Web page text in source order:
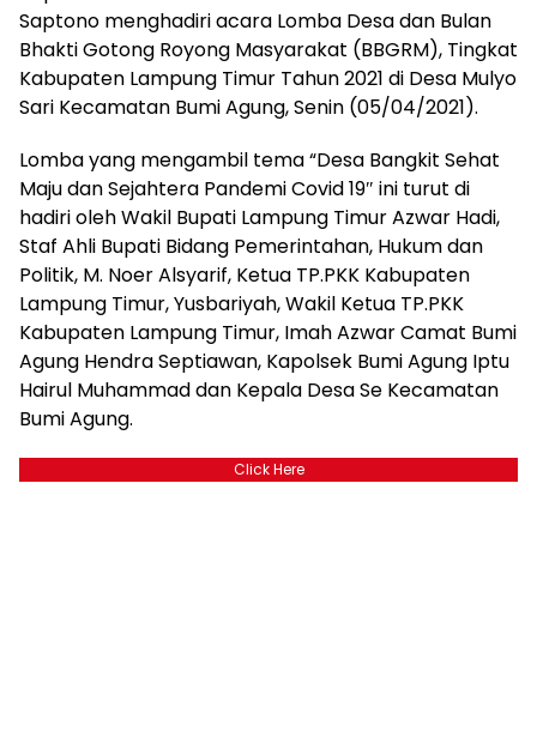
Saptono menghadiri acara Lomba Desa dan Bulan
Bhakti Gotong Royong Masyarakat (BBGRM), Tingkat
Kabupaten Lampung Timur Tahun 2021 di Desa Mulyo
Sari Kecamatan Bumi Agung, Senin (05/04/2021).
Lomba yang mengambil tema “Desa Bangkit Sehat
Maju dan Sejahtera Pandemi Covid 19″ ini turut di
hadiri oleh Wakil Bupati Lampung Timur Azwar Hadi,
Staf Ahli Bupati Bidang Pemerintahan, Hukum dan
Politik, M. Noer Alsyarif, Ketua TP.PKK Kabupaten
Lampung Timur, Yusbariyah, Wakil Ketua TP.PKK
Kabupaten Lampung Timur, Imah Azwar Camat Bumi
Agung Hendra Septiawan, Kapolsek Bumi Agung Iptu
Hairul Muhammad dan Kepala Desa Se Kecamatan
Bumi Agung.
Click Here